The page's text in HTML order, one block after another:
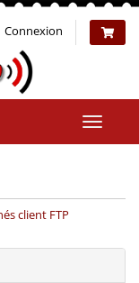
Connexion
la
client FTP